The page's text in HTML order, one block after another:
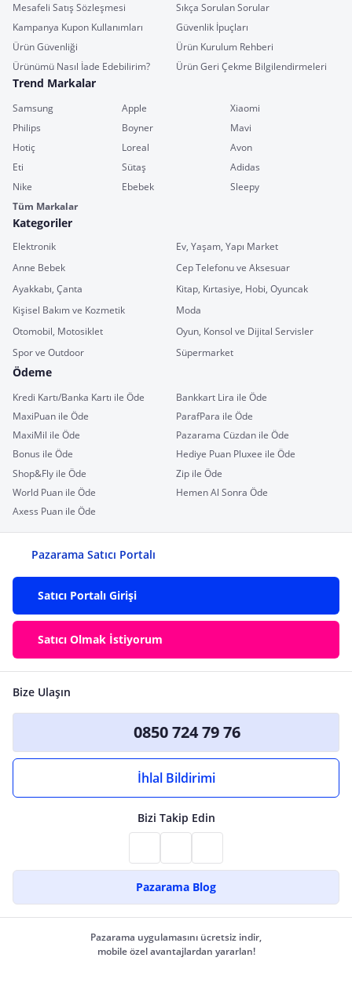
Mesafeli Satış Sözleşmesi
Sıkça Sorulan Sorular
Kampanya Kupon Kullanımları
Güvenlik İpuçları
Ürün Güvenliği
Ürün Kurulum Rehberi
Ürünümü Nasıl İade Edebilirim?
Ürün Geri Çekme Bilgilendirmeleri
Trend Markalar
Samsung Apple
Xiaomi
Philips
Boyner
Mavi
Hotiç
Loreal
Avon
Eti
Sütaş
Adidas
Nike
Ebebek
Sleepy
Tüm Markalar
Kategoriler
Elektronik
Ev, Yaşam, Yapı Market
Anne Bebek
Cep Telefonu ve Aksesuar
Ayakkabı, Çanta
Kitap, Kırtasiye, Hobi, Oyuncak
Kişisel Bakım ve Kozmetik
Moda
Otomobil, Motosiklet
Oyun, Konsol ve Dijital Servisler
Spor ve Outdoor
Süpermarket
Ödeme
Kredi Kartı/Banka Kartı ile Öde
Bankkart Lira ile Öde
MaxiPuan ile Öde
ParafPara ile Öde
MaxiMil ile Öde
Pazarama Cüzdan ile Öde
Bonus ile Öde
Hediye Puan Pluxee ile Öde
Shop&Fly ile Öde
Zip ile Öde
World Puan ile Öde
Hemen Al Sonra Öde
Axess Puan ile Öde
Pazarama Satıcı Portalı
Satıcı Portalı Girişi
Satıcı Olmak İstiyorum
Bize Ulaşın
0850 724 79 76
İhlal Bildirimi
Bizi Takip Edin
Pazarama Blog
Pazarama uygulamasını ücretsiz indir,
mobile özel avantajlardan yararlan!